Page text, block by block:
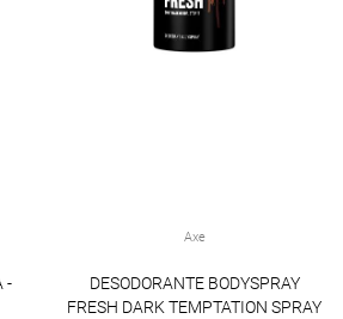
-
Axe
DESODORANTE BODYSPRAY
FRESH DARK TEMPTATION SPRAY